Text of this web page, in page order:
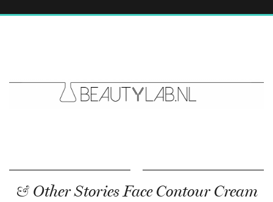
& Other Stories Face Contour Cream